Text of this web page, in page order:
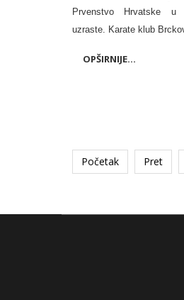
Prvenstvo Hrvatske
uzraste. Karate klub
OPŠIRNIJE...
Početak Pret